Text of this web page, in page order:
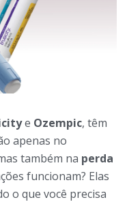
e Ozempic, têm
apenas no
também na perda
funcionam? Elas
o que você precisa